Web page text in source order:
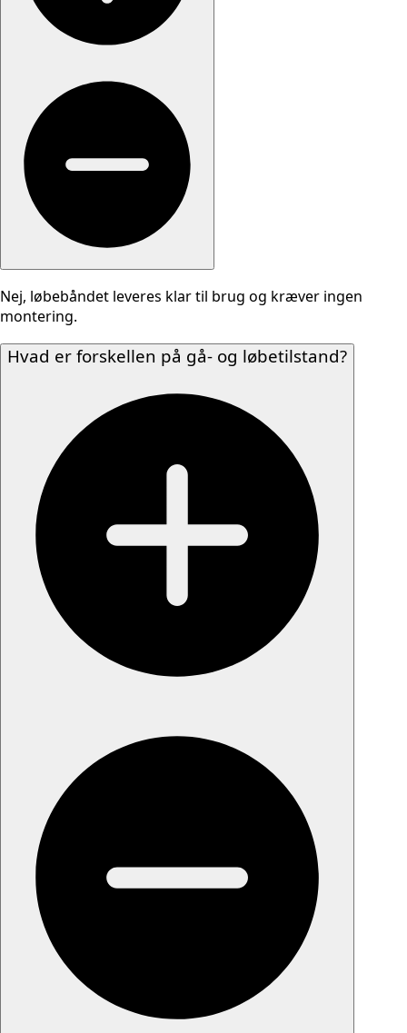
Nej, løbebåndet leveres klar til brug og kræver ingen
montering.
Hvad er forskellen på gå- og løbetilstand?